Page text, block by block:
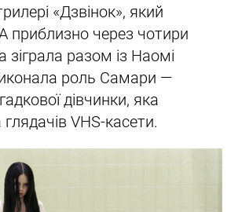
«Дзвінок», який
через чотири
зіграла разом із Наомі
роль Самари —
дівчинки, яка
VHS-касети.